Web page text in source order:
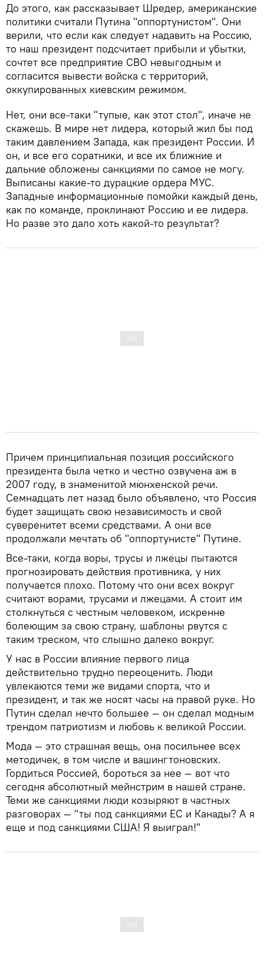
До этого, как рассказывает Шредер, американские
политики считали Путина "оппортунистом". Они
верили, что если как следует надавить на Россию,
то наш президент подсчитает прибыли и убытки,
сочтет все предприятие СВО невыгодным и
согласится вывести войска с территорий,
оккупированных киевским режимом.
Нет, они все-таки "тупые, как этот стол", иначе не
скажешь. В мире нет лидера, который жил бы под
таким давлением Запада, как президент России. И
он, и все его соратники, и все их ближние и
дальние обложены санкциями по самое не могу.
Выписаны какие-то дурацкие ордера МУС.
Западные информационные помойки каждый день,
как по команде, проклинают Россию и ее лидера.
Но разве это дало хоть какой-то результат?
Причем принципиальная позиция российского
президента была четко и честно озвучена аж в
2007 году, в знаменитой мюнхенской речи.
Семнадцать лет назад было объявлено, что Россия
будет защищать свою независимость и свой
суверенитет всеми средствами. А они все
продолжали мечтать об "оппортунисте" Путине.
Все-таки, когда воры, трусы и лжецы пытаются
прогнозировать действия противника, у них
получается плохо. Потому что они всех вокруг
считают ворами, трусами и лжецами. А стоит им
столкнуться с честным человеком, искренне
болеющим за свою страну, шаблоны рвутся с
таким треском, что слышно далеко вокруг.
У нас в России влияние первого лица
действительно трудно переоценить. Люди
увлекаются теми же видами спорта, что и
президент, и так же носят часы на правой руке. Но
Путин сделал нечто большее — он сделал модным
трендом патриотизм и любовь к великой России.
Мода — это страшная вещь, она посильнее всех
методичек, в том числе и вашингтоновских.
Гордиться Россией, бороться за нее — вот что
сегодня абсолютный мейнстрим в нашей стране.
Теми же санкциями люди козыряют в частных
разговорах — "ты под санкциями ЕС и Канады? А я
еще и под санкциями США! Я выиграл!"